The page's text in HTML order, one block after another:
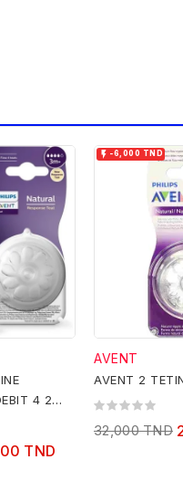
4 2
TND
 -6,000 TND
AVENT
AVENT 2
32,000 TND